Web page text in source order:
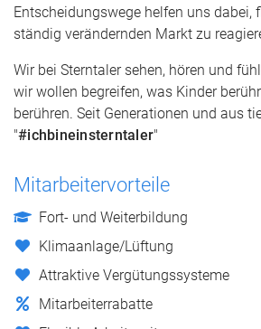
Entscheidungswege helfen uns dabei,
ständig verändernden Markt zu
Wir bei Sterntaler sehen, hören und
wir wollen begreifen, was Kinder
berühren. Seit Generationen und aus
"#ichbineinsterntaler"
Mitarbeitervorteile
Fort- und Weiterbildung
Klimaanlage/Lüftung
Attraktive Vergütungssysteme
Mitarbeiterrabatte